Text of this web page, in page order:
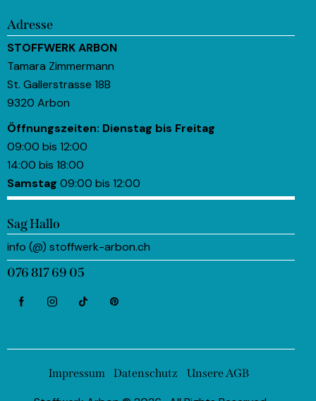
Adresse
STOFFWERK ARBON
Tamara Zimmermann
St. Gallerstrasse 18B
9320 Arbon
Öffnungszeiten: Dienstag bis Freitag
09:00 bis 12:00
14:00 bis 18:00
Samstag 09:00 bis 12:00
Sag Hallo
info (@) stoffwerk-arbon.ch
076 817 69 05
Impressum Datenschutz Unsere AGB